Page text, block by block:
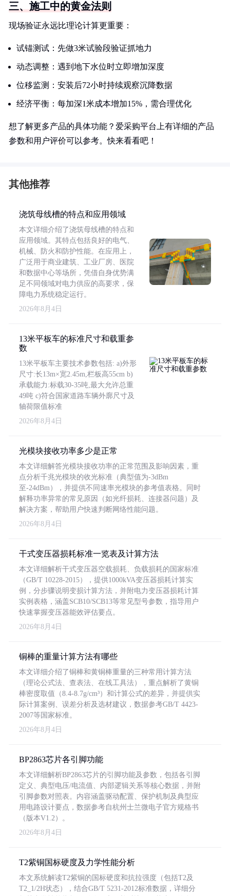
三、施工中的黄金法则
现场验证永远比理论计算更重要：
试锚测试：先做3米试验段验证抓地力
动态调整：遇到地下水位时立即增加深度
位移监测：安装后72小时持续观察沉降数据
经济平衡：每加深1米成本增加15%，需合理优化
想了解更多产品的具体功能？爱采购平台上有详细的产品
参数和用户评价可以参考。快来看看吧！
其他推荐
浇筑母线槽的特点和应用领域
本文详细介绍了浇筑母线槽的特点和
应用领域。其特点包括良好的电气、
机械、防火和防护性能。在应用上，
广泛用于商业建筑、工业厂房、医院
和数据中心等场所，凭借自身优势满
足不同领域对电力供应的高要求，保
障电力系统稳定运行。
2026年8月4日
13米平板车的标准尺寸和载重参
数
13米平板车主要技术参数包括: a)外形
尺寸:长13m×宽2.45m,栏板高55cm b)
承载能力:标载30-35吨,最大允许总重
49吨 c)符合国家道路车辆外廓尺寸及
轴荷限值标准
2026年8月4日
光模块接收功率多少是正常
本文详细解答光模块接收功率的正常范围及影响因素，重
点分析千兆光模块的收光标准（典型值为-3dBm
至-24dBm），并提供不同速率光模块的参考值表格。同时
解释功率异常的常见原因（如光纤损耗、连接器问题）及
解决方案，帮助用户快速判断网络性能问题。
2026年8月4日
干式变压器损耗标准一览表及计算方法
本文详细解析干式变压器空载损耗、负载损耗的国家标准
（GB/T 10228-2015），提供1000kVA变压器损耗计算实
例，分步骤说明变损计算方法，并附电力变压器损耗计算
实例表格，涵盖SCB10/SCB13等常见型号参数，指导用户
快速掌握变压器能效评估要点。
2026年8月4日
铜棒的重量计算方法有哪些
本文详细介绍了铜棒和黄铜棒重量的三种常用计算方法
（理论公式法、查表法、在线工具法），重点解析了黄铜
棒密度取值（8.4-8.7g/cm³）和计算公式的差异，并提供实
际计算案例、误差分析及选材建议，数据参考GB/T 4423-
2007等国家标准。
2026年8月4日
BP2863芯片各引脚功能
本文详细解析BP2863芯片的引脚功能及参数，包括各引脚
定义、典型电压/电流值、内部逻辑关系等核心数据，并附
引脚参数对照表。内容涵盖驱动配置、保护机制及典型应
用电路设计要点，数据参考自杭州士兰微电子官方规格书
（版本V1.2）。
2026年8月4日
T2紫铜国标硬度及力学性能分析
本文系统解读T2紫铜的国标硬度和抗拉强度（包括T2及
T2_1/2H状态），结合GB/T 5231-2012标准数据，详细分